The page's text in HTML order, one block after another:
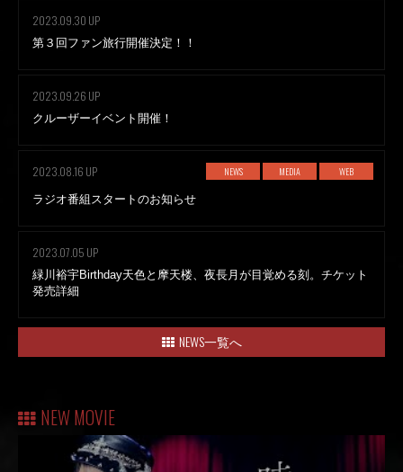
2023.09.30 UP
第３回ファン旅行開催決定！！
2023.09.26 UP
クルーザーイベント開催！
2023.08.16 UP NEWS MEDIA WEB
ラジオ番組スタートのお知らせ
2023.07.05 UP
緑川裕宇Birthday天色と摩天楼、夜長月が目覚める刻。チケット
発売詳細
NEWS一覧へ
NEW MOVIE